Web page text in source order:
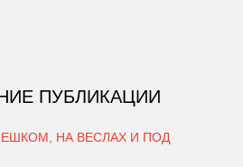
ПУБЛИКАЦИИ
НА ВЕСЛАХ И ПОД